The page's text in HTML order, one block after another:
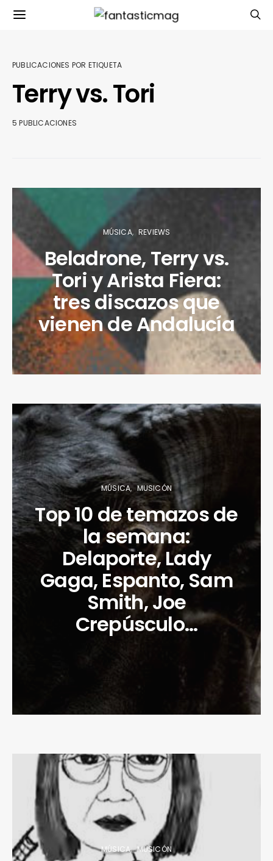
PUBLICACIONES POR ETIQUETA
Terry vs. Tori
5 PUBLICACIONES
MÚSICA REVIEWS
Beladrone, Terry vs.
Tori y Arista Fiera:
tres discazos que
vienen de Andalucía
MÚSICA MUSICÓN
Top 10 de temazos de
la semana:
Delaporte, Lady
Gaga, Espanto, Sam
Smith, Joe
Crepúsculo…
MÚSICA MUSICÓN